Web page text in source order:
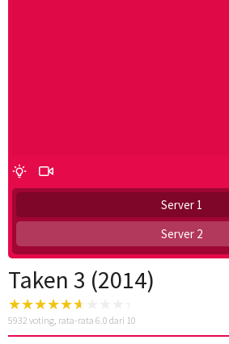
Server 1
Server 2
Taken 3 (2014)
5932 voting, rata-rata 6.0 dari 10